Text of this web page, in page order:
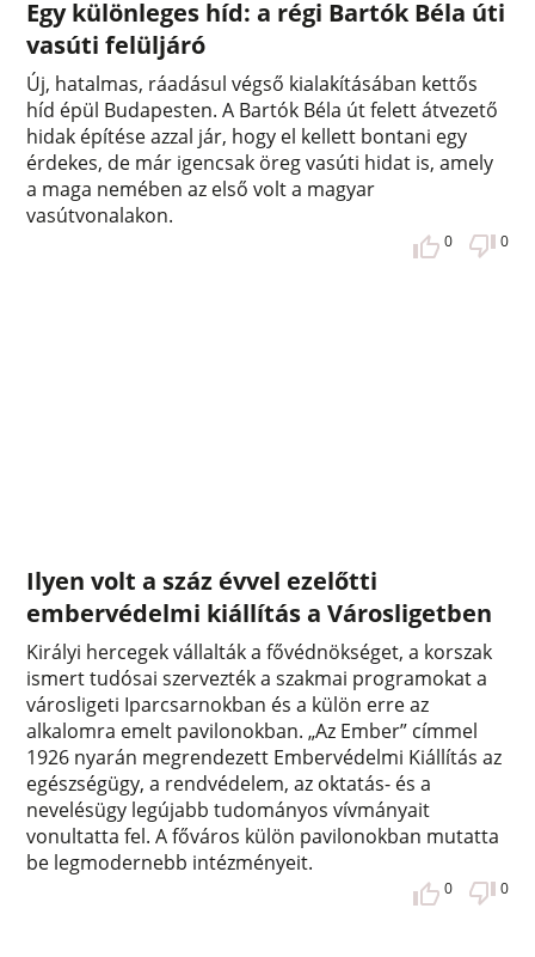
Egy különleges híd: a régi Bartók Béla úti
vasúti felüljáró
Új, hatalmas, ráadásul végső kialakításában kettős
híd épül Budapesten. A Bartók Béla út felett átvezető
hidak építése azzal jár, hogy el kellett bontani egy
érdekes, de már igencsak öreg vasúti hidat is, amely
a maga nemében az első volt a magyar
vasútvonalakon.
0 0
Ilyen volt a száz évvel ezelőtti
embervédelmi kiállítás a Városligetben
Királyi hercegek vállalták a fővédnökséget, a korszak
ismert tudósai szervezték a szakmai programokat a
városligeti Iparcsarnokban és a külön erre az
alkalomra emelt pavilonokban. „Az Ember” címmel
1926 nyarán megrendezett Embervédelmi Kiállítás az
egészségügy, a rendvédelem, az oktatás- és a
nevelésügy legújabb tudományos vívmányait
vonultatta fel. A főváros külön pavilonokban mutatta
be legmodernebb intézményeit.
0 0